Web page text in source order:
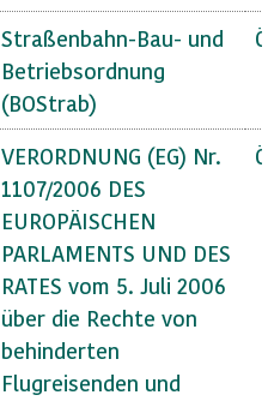
Straßenbahn-Bau- und
Betriebsordnung
(BOStrab)
VERORDNUNG (EG) Nr.
1107/2006 DES
EUROPÄISCHEN
PARLAMENTS UND DES
RATES vom 5. Juli 2006
über die Rechte von
behinderten
Flugreisenden und